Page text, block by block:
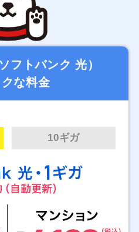
フトバンク 光）
な料金
10ギガ